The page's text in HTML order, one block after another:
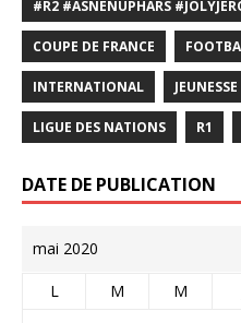
#R2 #ASNENUPHARS
COUPE DE FRANCE
INTERNATIONAL
LIGUE DES NATIONS R1
DATE DE PUBLICATION
mai 2020
L M M